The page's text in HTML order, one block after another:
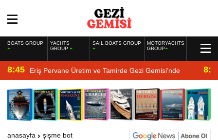
BOATS GROUP
YACHTS
GROUP
SAIL BOATS GROUP
MOTORYACHTS
GROUP
8:45 Eriş Pervane Üretim ve Tamirde Gezi Gemisi’nde
anasayfa şişme bot